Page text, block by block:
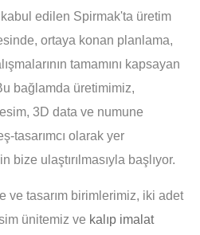
edilen Spirmak'ta üretim
ortaya konan planlama,
tamamını kapsayan
bağlamda üretimimiz,
3D data ve numune
tasarımcı olarak yer
bize ulaştırılmasıyla başlıyor.
ve tasarım birimlerimiz, iki adet
ünitemiz ve kalıp imalat